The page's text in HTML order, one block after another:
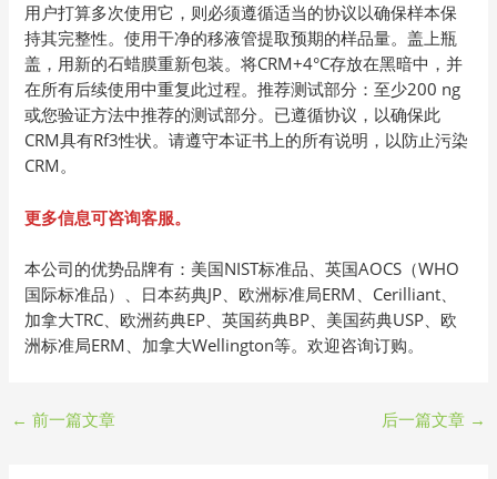
用户打算多次使用它，则必须遵循适当的协议以确保样本保
持其完整性。使用干净的移液管提取预期的样品量。盖上瓶
盖，用新的石蜡膜重新包装。将CRM+4°C存放在黑暗中，并
在所有后续使用中重复此过程。推荐测试部分：至少200 ng
或您验证方法中推荐的测试部分。已遵循协议，以确保此
CRM具有Rf3性状。请遵守本证书上的所有说明，以防止污染
CRM。
更多信息可咨询客服。
本公司的优势品牌有：美国NIST标准品、英国AOCS（WHO
国际标准品）、日本药典JP、欧洲标准局ERM、Cerilliant、
加拿大TRC、欧洲药典EP、英国药典BP、美国药典USP、欧
洲标准局ERM、加拿大Wellington等。欢迎咨询订购。
← 前一篇文章 后一篇文章 →